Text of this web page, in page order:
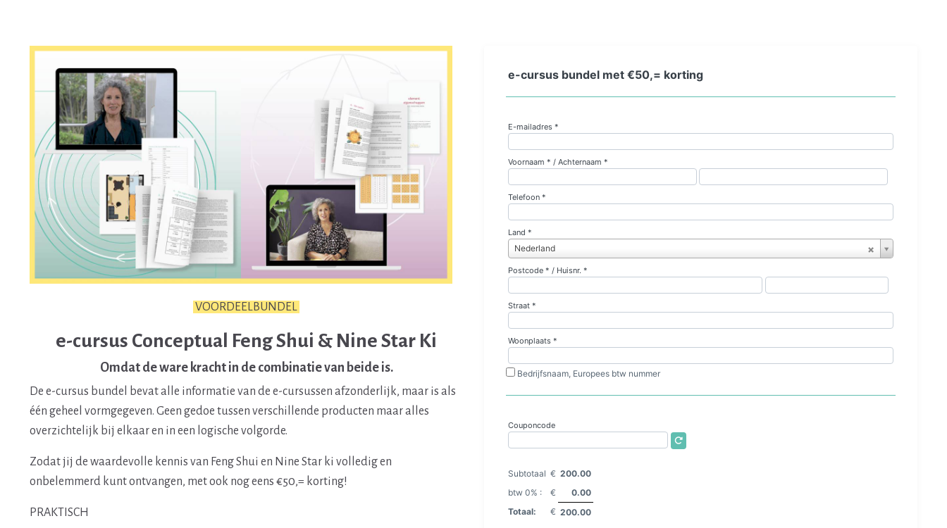
VOORDEELBUNDEL
e-cursus Conceptual Feng Shui & Nine Star Ki
Omdat de ware kracht in de combinatie van beide is.
De e-cursus bundel bevat alle informatie van de e-cursussen afzonderlijk, maar is als
één geheel vormgegeven. Geen gedoe tussen verschillende producten maar alles
overzichtelijk bij elkaar en in een logische volgorde.
Zodat jij de waardevolle kennis van Feng Shui en Nine Star ki volledig en
onbelemmerd kunt ontvangen, met ook nog eens €50,= korting!
PRAKTISCH